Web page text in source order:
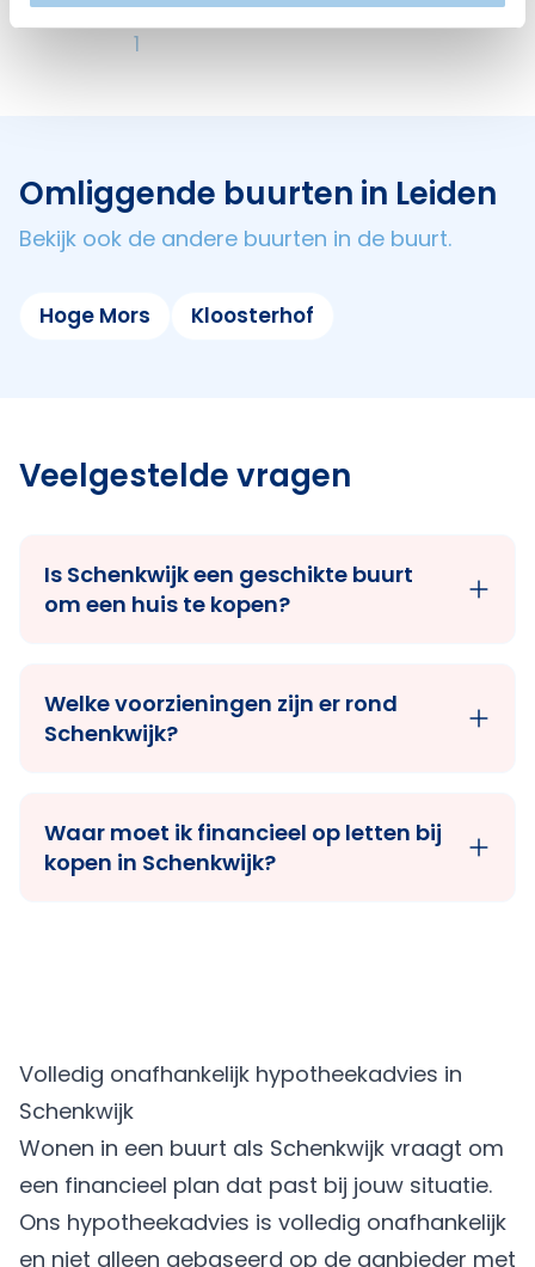
Hotels
1
Omliggende buurten in Leiden
Bekijk ook de andere buurten in de buurt.
Hoge Mors Kloosterhof
Veelgestelde vragen
Is Schenkwijk een geschikte buurt
om een huis te kopen?
Welke voorzieningen zijn er rond
Schenkwijk?
Waar moet ik financieel op letten bij
kopen in Schenkwijk?
Volledig onafhankelijk hypotheekadvies in
Schenkwijk
Wonen in een buurt als Schenkwijk vraagt om
een financieel plan dat past bij jouw situatie.
Ons hypotheekadvies is volledig onafhankelijk
en niet alleen gebaseerd op de aanbieder met